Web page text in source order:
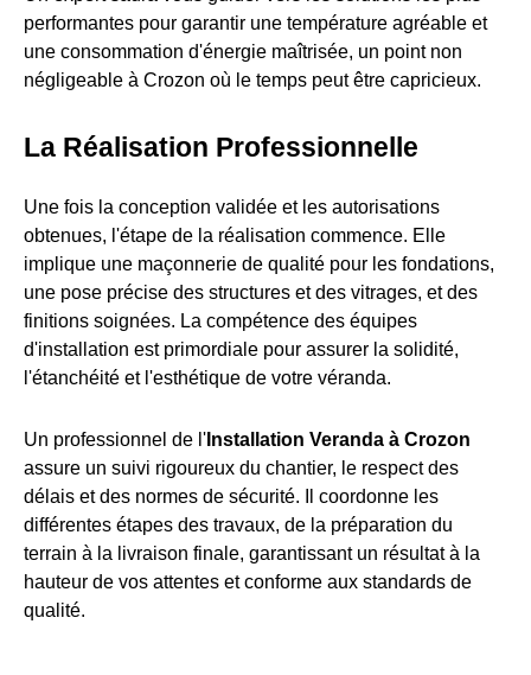
performantes pour garantir une température agréable et
une consommation d'énergie maîtrisée, un point non
négligeable à Crozon où le temps peut être capricieux.
La Réalisation Professionnelle
Une fois la conception validée et les autorisations
obtenues, l'étape de la réalisation commence. Elle
implique une maçonnerie de qualité pour les fondations,
une pose précise des structures et des vitrages, et des
finitions soignées. La compétence des équipes
d'installation est primordiale pour assurer la solidité,
l'étanchéité et l'esthétique de votre véranda.
Un professionnel de l' Installation Veranda à Crozon
assure un suivi rigoureux du chantier, le respect des
délais et des normes de sécurité. Il coordonne les
différentes étapes des travaux, de la préparation du
terrain à la livraison finale, garantissant un résultat à la
hauteur de vos attentes et conforme aux standards de
qualité.